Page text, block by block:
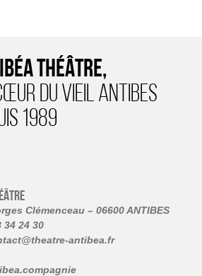
THÉÂTRE,
DU VIEIL ANTIBES
1989
Clémenceau – 06600 ANTIBES
34 24 30
antibea.fr